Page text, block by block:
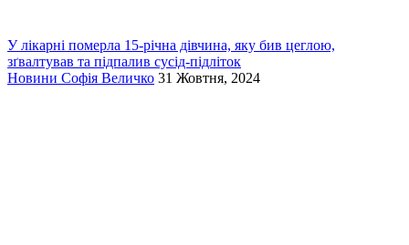
У лікарні померла 15-річна дівчина, яку бив цеглою,
зґвалтував та підпалив сусід-підліток
Новини Софія Величко 31 Жовтня, 2024